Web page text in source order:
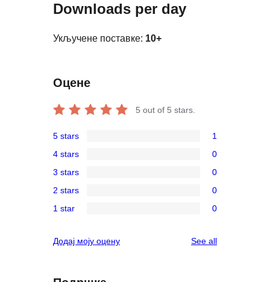
Downloads per day
Укључене поставке: 10+
Оцене
5 out of 5 stars.
5-
star
review
5 stars 1
4-
star
reviews
4 stars 0
3-
star
3 stars 0
2-
reviews
2 stars 0
star
1 star 0
Додај моју оцену See allreviews